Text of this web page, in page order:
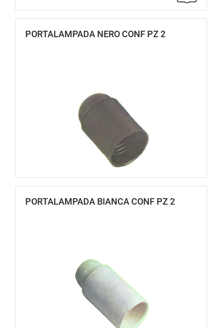
PORTALAMPADA NERO CONF PZ 2
PORTALAMPADA BIANCA CONF PZ 2